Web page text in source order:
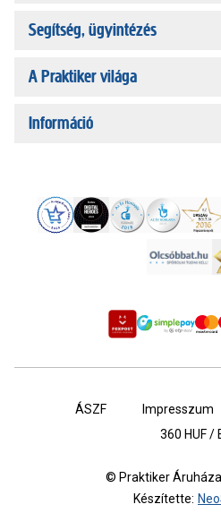
Segítség, ügyintézés
A Praktiker világa
Információ
ÁSZF Impresszum
360 HUF /
© Praktiker
Készítette: